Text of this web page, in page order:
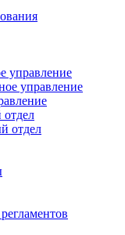
управление
управление
отдел